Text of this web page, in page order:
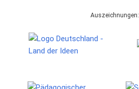
Auszeichnungen: